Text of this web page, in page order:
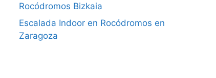
Rocódromos Bizkaia
Escalada Indoor en Rocódromos en
Zaragoza